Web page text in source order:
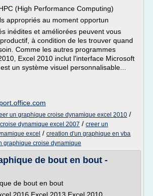
(High Performance Computing)
appropriés au moment opportun
inédites et améliorées peuvent vous
à condition de les trouver quand
Comme les autres programmes
Excel 2010 inclut l'interface Microsoft
un système visuel personnalisable...
un graphique croise dynamique excel 2010 /
dynamique excel 2007 / creer un
excel / creation d'un graphique en vba
graphique croise dynamique
de bout en bout -
de bout en bout